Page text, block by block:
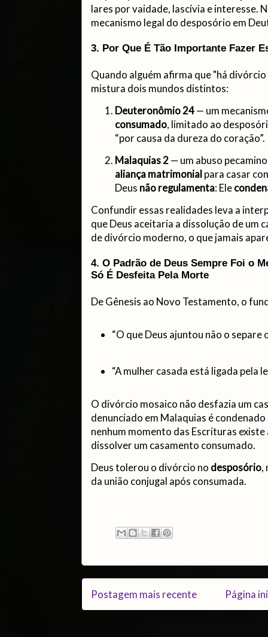
lares por vaidade, lascívia e interesse.
mecanismo legal do desposório em
3. Por Que É Tão Importante Fazer
Quando alguém afirma que "há
mistura dois mundos distintos:
Deuteronômio 24— um
consumado, limitado ao
“por causa da dureza do coração”.
Malaquias 2— um abuso
aliança matrimonial para casar
Deus não regulamenta: Ele
Confundir essas realidades leva a
que Deus aceitaria a dissolução de um
de divórcio moderno, o que jamais
4. O Padrão de Deus Sempre Foi o
Só É Desfeita Pela Morte
De Gênesis ao Novo Testamento, o
“O que Deus ajuntou não o separe
“A mulher casada está ligada pela
O divórcio mosaico não desfazia um
denunciado em Malaquias é
nenhum momento das Escrituras
dissolver um casamento consumado.
Deus tolerou o divórcio no desposório,
da união conjugal após consumada.
Postagem mais recente Página